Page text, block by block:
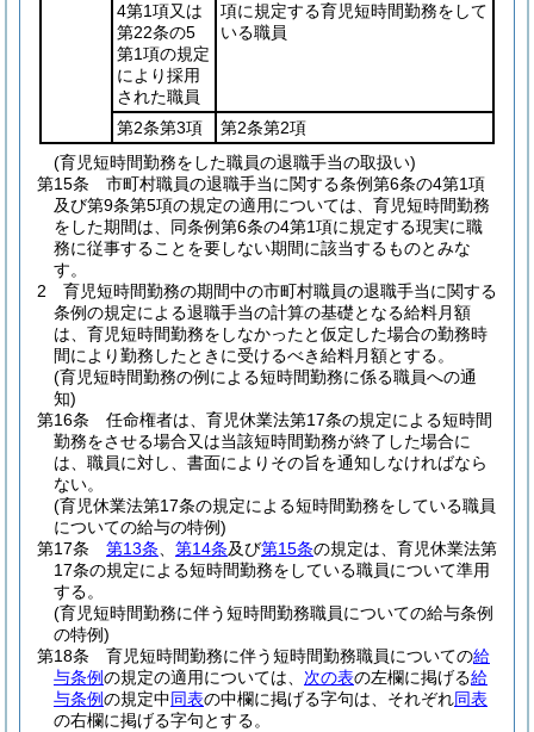
4第1項又は
第22条の5
第1項の規定
により採用
された職員
項に規定する育児短時間勤務をして
いる職員
第2条第3項
第2条第2項
(育児短時間勤務をした職員の退職手当の取扱い)
第15条
市町村職員の退職手当に関する条例第6条の4第1項
及び第9条第5項の規定の適用については、育児短時間勤務
をした期間は、同条例第6条の4第1項に規定する現実に職
務に従事することを要しない期間に該当するものとみな
す。
2
育児短時間勤務の期間中の市町村職員の退職手当に関する
条例の規定による退職手当の計算の基礎となる給料月額
は、育児短時間勤務をしなかったと仮定した場合の勤務時
間により勤務したときに受けるべき給料月額とする。
(育児短時間勤務の例による短時間勤務に係る職員への通
知)
第16条
任命権者は、育児休業法第17条の規定による短時間
勤務をさせる場合又は当該短時間勤務が終了した場合に
は、職員に対し、書面によりその旨を通知しなければなら
ない。
(育児休業法第17条の規定による短時間勤務をしている職員
についての給与の特例)
第17条
第13条 第14条及び第15条の規定は、育児休業法第
17条の規定による短時間勤務をしている職員について準用
する。
(育児短時間勤務に伴う短時間勤務職員についての給与条例
の特例)
第18条
育児短時間勤務に伴う短時間勤務職員についての給
与条例の規定の適用については、 次の表の左欄に掲げる給
与条例の規定中同表の中欄に掲げる字句は、それぞれ同表
の右欄に掲げる字句とする。